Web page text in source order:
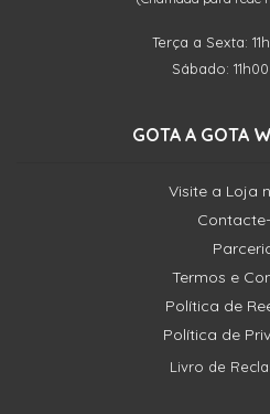
Terça a Sexta:
Sábado:
GOTA A GOTA
Visite a Loja
Termos e
Política de
Política de
Livro de